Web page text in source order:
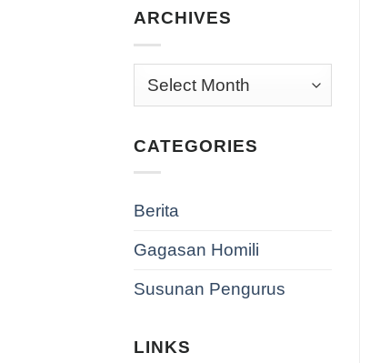
ARCHIVES
Archives
CATEGORIES
Berita
Gagasan Homili
Susunan Pengurus
LINKS